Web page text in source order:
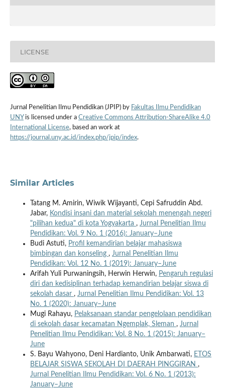
LICENSE
Jurnal Penelitian Ilmu Pendidikan (JPIP) by Fakultas Ilmu Pendidikan
UNYis licensed under a Creative Commons Attribution-ShareAlike 4.0
International License, based an work at
https://journal.uny.ac.id/index.php/jpip/index.
Similar Articles
Tatang M. Amirin, Wiwik Wijayanti, Cepi Safruddin Abd.
Jabar, Kondisi insani dan material sekolah menengah negeri
"pilihan kedua" di kota Yogyakarta , Jurnal Penelitian Ilmu
Pendidikan: Vol. 9 No. 1 (2016): January–June
Budi Astuti, Profil kemandirian belajar mahasiswa
bimbingan dan konseling , Jurnal Penelitian Ilmu
Pendidikan: Vol. 12 No. 1 (2019): January–June
Arifah Yuli Purwaningsih, Herwin Herwin, Pengaruh regulasi
diri dan kedisiplinan terhadap kemandirian belajar siswa di
sekolah dasar , Jurnal Penelitian Ilmu Pendidikan: Vol. 13
No. 1 (2020): January–June
Mugi Rahayu, Pelaksanaan standar pengelolaan pendidikan
di sekolah dasar kecamatan Ngemplak, Sleman , Jurnal
Penelitian Ilmu Pendidikan: Vol. 8 No. 1 (2015): January–
June
S. Bayu Wahyono, Deni Hardianto, Unik Ambarwati, ETOS
BELAJAR SISWA SEKOLAH DI DAERAH PINGGIRAN ,
Jurnal Penelitian Ilmu Pendidikan: Vol. 6 No. 1 (2013):
January–June